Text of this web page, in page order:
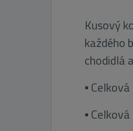
Kusový
každého
chodidlá
▪
▪